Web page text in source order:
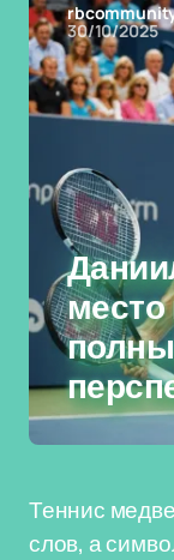
30/10/2025
место
Теннис
слов, а